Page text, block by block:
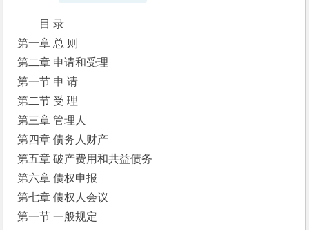
目 录
第一章 总 则
第二章 申请和受理
第一节 申 请
第二节 受 理
第三章 管理人
第四章 债务人财产
第五章 破产费用和共益债务
第六章 债权申报
第七章 债权人会议
第一节 一般规定